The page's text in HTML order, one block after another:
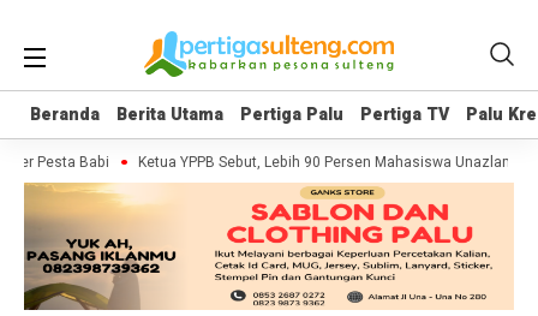
Beranda Berita Utama Pertiga Palu Pertiga TV Palu
Beranda Berita Utama Pertiga Palu Pertiga TV Palu
Pesta Babi Ketua YPPB Sebut, Lebih 90 Persen Mahasiswa Unazlam